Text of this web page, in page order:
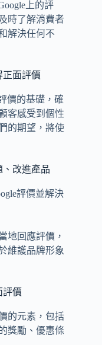
上的評
時了解消費者
解決任何不
正面評價
價的基礎，確
客感受到個性
的期望，將使
、改進產品
評價並解決
地回應評價，
維護品牌形象
評價
的元素，包括
獎勵、優惠條